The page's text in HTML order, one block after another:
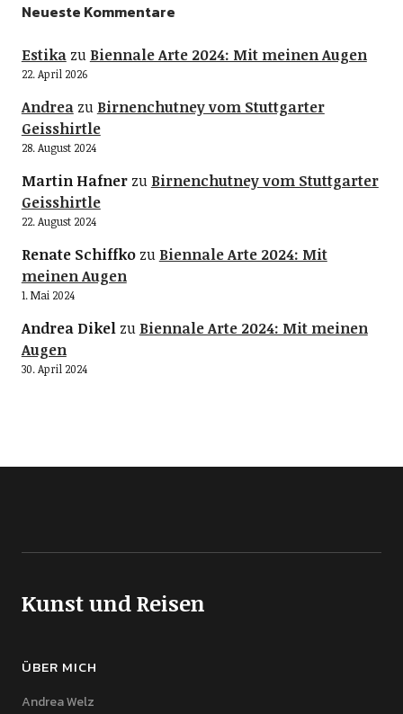
Neueste Kommentare
Estikazu Biennale Arte 2024: Mit meinen Augen
22. April 2026
Andreazu Birnenchutney vom Stuttgarter
Geisshirtle
28. August 2024
Martin Hafnerzu Birnenchutney vom Stuttgarter
Geisshirtle
22. August 2024
Renate Schiffkozu Biennale Arte 2024: Mit
meinen Augen
1. Mai 2024
Andrea Dikelzu Biennale Arte 2024: Mit meinen
Augen
30. April 2024
Kunst und Reisen
ÜBER MICH
Andrea Welz